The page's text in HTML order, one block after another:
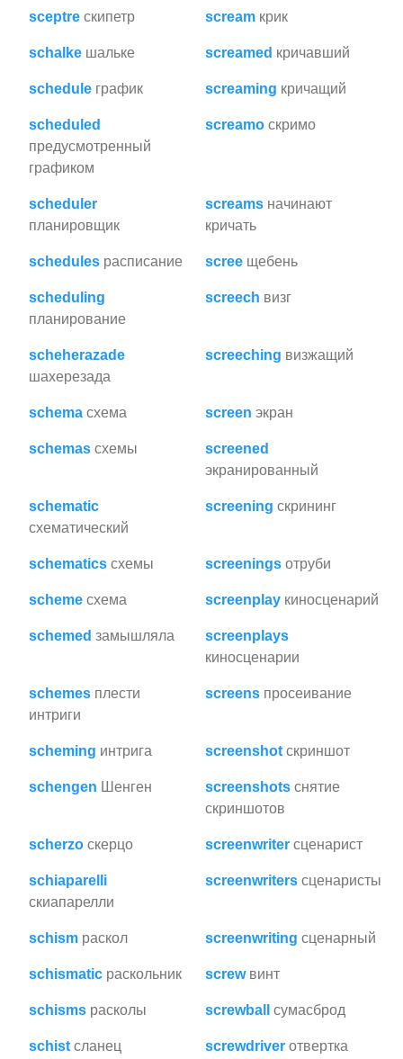
sceptre скипетр scream крик
schalke шальке screamed кричавший
schedule график screaming кричащий
scheduled
предусмотренный
графиком
screamo скримо
scheduler
планировщик
screams начинают
кричать
schedules расписание scree щебень
scheduling
планирование
screech визг
scheherazade
шахерезада
screeching визжащий
schema схема screen экран
schemas схемы
screened
экранированный
schematic
схематический
screening скрининг
schematics схемы screenings отруби
scheme схема screenplay киносценарий
schemed замышляла
screenplays
киносценарии
schemes плести
интриги
screens просеивание
scheming интрига screenshot скриншот
schengen Шенген screenshots снятие
скриншотов
scherzo скерцо screenwriter сценарист
schiaparelli
скиапарелли
screenwriters сценаристы
schism раскол screenwriting сценарный
schismatic раскольник screw винт
schisms расколы screwball сумасброд
schist сланец screwdriver отвертка